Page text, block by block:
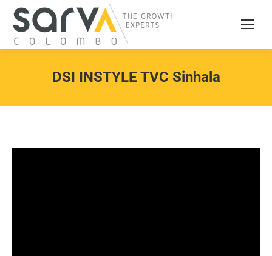
DSI INSTYLE TVC Sinhala